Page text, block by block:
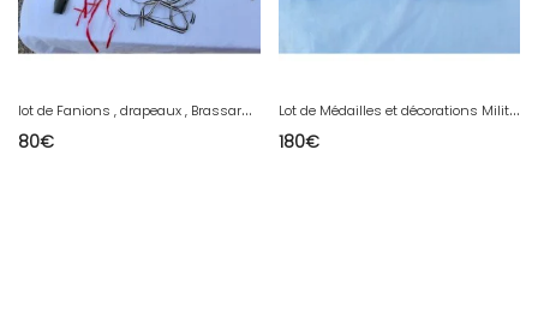
l
ot de Fanions , drapeaux , Brassard , décorations 39/45
80€
L
ot de Médailles et décorations Militaire Russe 39/45 + Beret
180€